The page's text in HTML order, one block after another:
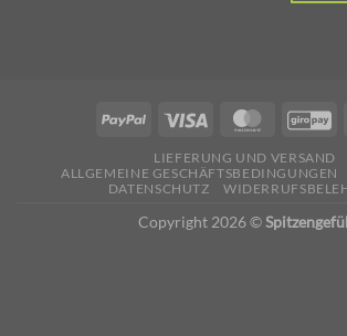
LIEFERUNG UND VERSAND
ALLGEMEINE GESCHÄFTSBEDINGUNGEN
DATENSCHUTZ
Copyright 2026 ©